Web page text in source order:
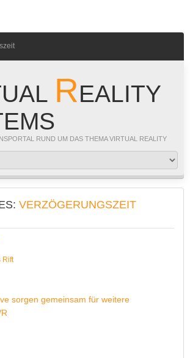
REALITY
RUND UM DAS THEMA VIRTUAL REALITY
VERZÖGERUNGSZEIT
Rift